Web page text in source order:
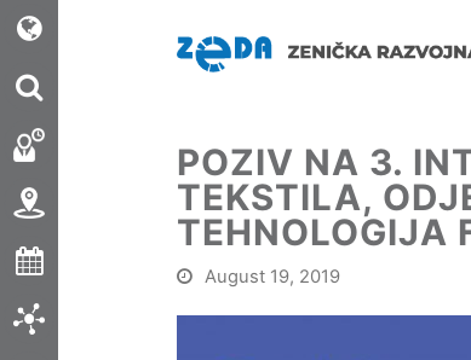
POZIV NA 3.
TEKSTILA,
TEHNOLOGIJA
August 19, 2019